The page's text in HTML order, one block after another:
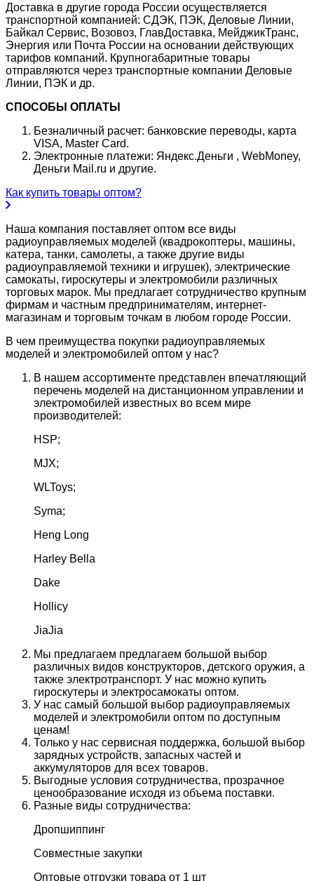
Доставка в другие города России осуществляется
транспортной компанией: СДЭК, ПЭК, Деловые Линии,
Байкал Сервис, Возовоз, ГлавДоставка, МейджикТранс,
Энергия или Почта России на основании действующих
тарифов компаний. Крупногабаритные товары
отправляются через транспортные компании Деловые
Линии, ПЭК и др.
СПОСОБЫ ОПЛАТЫ
Безналичный расчет: банковские переводы, карта
VISA, Master Card.
Электронные платежи: Яндекс.Деньги , WebMoney,
Деньги Mail.ru и другие.
Как купить товары оптом?
Наша компания поставляет оптом все виды
радиоуправляемых моделей (квадрокоптеры, машины,
катера, танки, самолеты, а также другие виды
радиоуправляемой техники и игрушек), электрические
самокаты, гироскутеры и электромобили различных
торговых марок. Мы предлагает сотрудничество крупным
фирмам и частным предпринимателям, интернет-
магазинам и торговым точкам в любом городе России.
В чем преимущества покупки радиоуправляемых
моделей и электромобилей оптом у нас?
В нашем ассортименте представлен впечатляющий
перечень моделей на дистанционном управлении и
электромобилей известных во всем мире
производителей:
HSP;
MJX;
WLToys;
Syma;
Heng Long
Harley Bella
Dake
Hollicy
JiaJia
Мы предлагаем предлагаем большой выбор
различных видов конструкторов, детского оружия, а
также электротранспорт. У нас можно купить
гироскутеры и электросамокаты оптом.
У нас самый большой выбор радиоуправляемых
моделей и электромобили оптом по доступным
ценам!
Только у нас сервисная поддержка, большой выбор
зарядных устройств, запасных частей и
аккумуляторов для всех товаров.
Выгодные условия сотрудничества, прозрачное
ценообразование исходя из объема поставки.
Разные виды сотрудничества:
Дропшиппинг
Совместные закупки
Оптовые отгрузки товара от 1 шт